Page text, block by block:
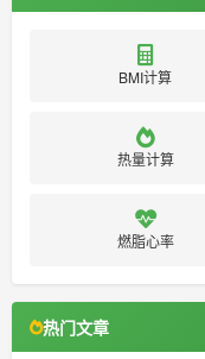
BMI计算
热量计算
燃脂心率
热门文章